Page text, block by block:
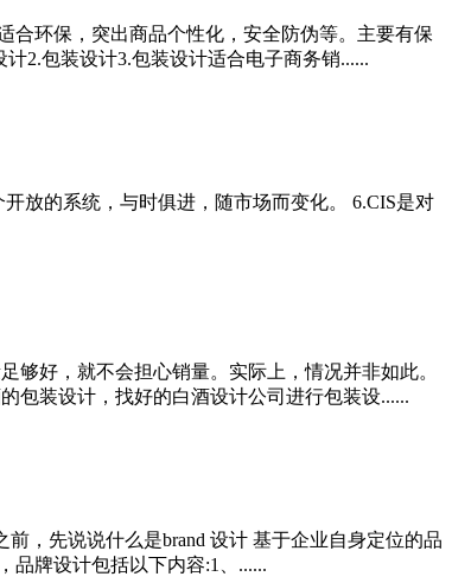
合环保，突出商品个性化，安全防伪等。主要有保
2.包装设计3.包装设计适合电子商务销......
放的系统，与时俱进，随市场而变化。 6.CIS是对
够好，就不会担心销量。实际上，情况并非如此。
包装设计，找好的白酒设计公司进行包装设......
，先说说什么是brand 设计 基于企业自身定位的品
品牌设计包括以下内容:1、......